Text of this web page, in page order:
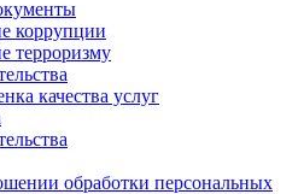
коррупции
терроризму
качества услуг
обработки персональных